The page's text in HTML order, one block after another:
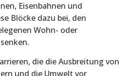
Eisenbahnen und
Blöcke dazu bei, den
Wohn- oder
die die Ausbreitung von
und die Umwelt vor